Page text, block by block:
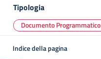
Tipologia
Documento Programmatico
Indice della pagina